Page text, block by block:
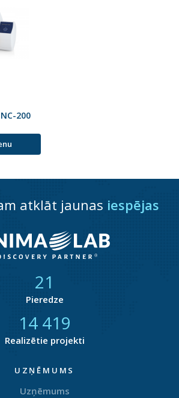
200
atklāt jaunas iespējas
21
Pieredze
14 872
Realizētie projekti
UZŅĒMUMS
Uzņēmums